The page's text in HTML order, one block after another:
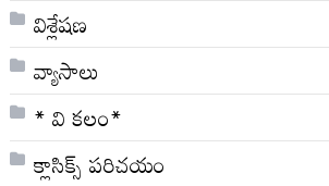
విశ్లేషణ
వ్యాసాలు
* వి క‌లం*
క్లాసిక్స్ ప‌రిచ‌యం